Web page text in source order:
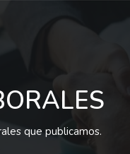
que publicamos.